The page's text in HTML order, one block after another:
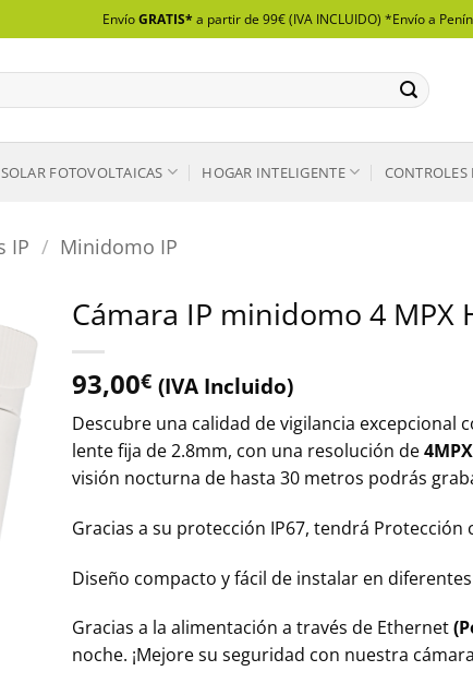
EnvíoGRATIS* a partir de 99€ (IVA INCLUIDO) *Envío a
SOLAR FOTOVOLTAICAS HOGAR INTELIGENTE CONTROLES
IP / Minidomo IP
Cámara IP minidomo 4 MPX
93,00€ (IVA Incluido)
Descubre una calidad de vigilancia excepcional
lente fija de 2.8mm, con una resolución de4MPX
visión nocturna de hasta 30 metros podrás
Gracias a su protección IP67, tendrá
Diseño compacto y fácil de instalar en
Gracias a la alimentación a través de Ethernet
noche. ¡Mejore su seguridad con nuestra